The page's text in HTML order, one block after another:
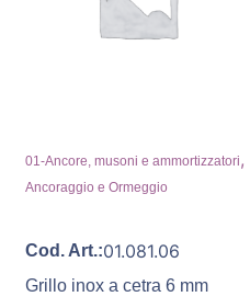
01-Ancore, musoni e ammortizzatori,
Ancoraggio e Ormeggio
Cod. Art.:01.081.06
Grillo inox a cetra 6 mm